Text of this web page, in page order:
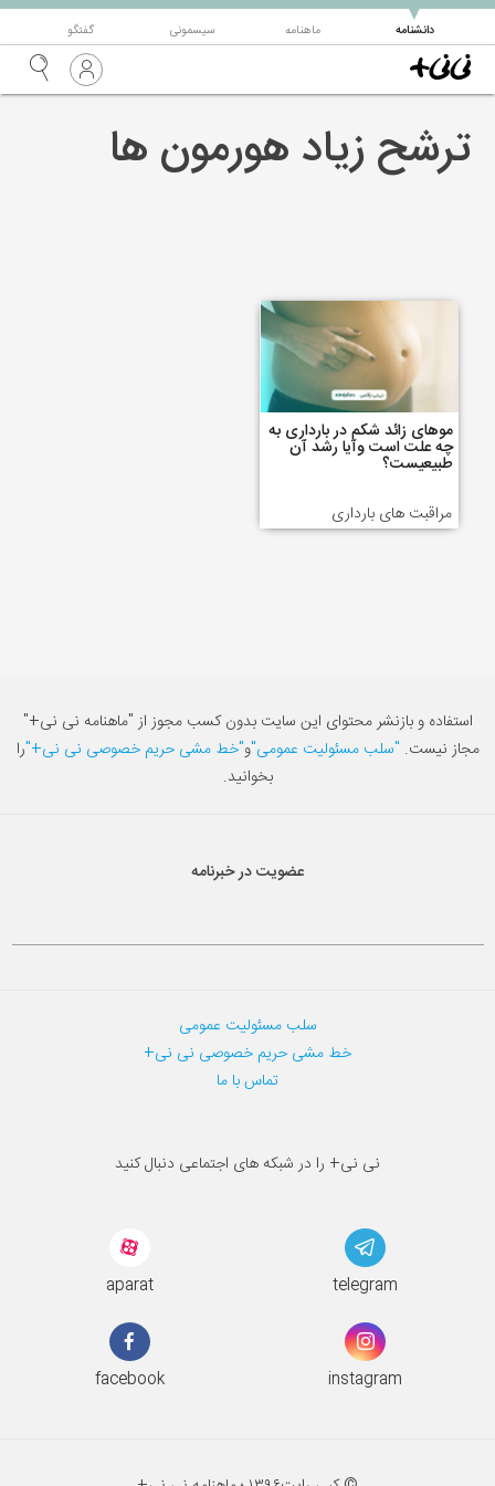
دانشنامه
▼ ماهنامه سیسمونی گفتگو
ترشح زیاد هورمون ها
موهای زائد شکم در بارداری به
چه علت است وآیا رشد آن
طبیعیست؟
مراقبت های بارداری
استفاده و بازنشر محتوای این سایت بدون کسب مجوز از "ماهنامه نی نی+"
مجاز نیست. "سلب مسئولیت عمومی"و"خط مشی حریم خصوصی نی نی+"را
بخوانید.
عضویت در خبرنامه
سلب مسئولیت عمومی
خط مشی حریم خصوصی نی نی+
تماس با ما
نی نی+ را در شبکه های اجتماعی دنبال کنید
aparat telegram
facebook instagram